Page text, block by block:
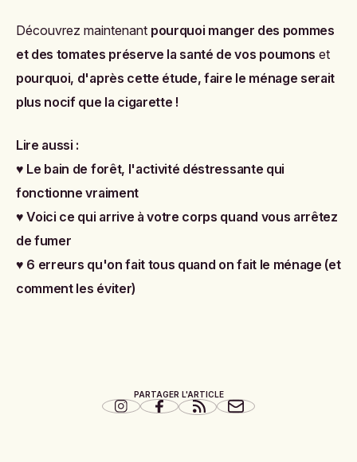
Découvrez maintenant pourquoi manger des pommes
et des tomates préserve la santé de vos poumons et
pourquoi, d'après cette étude, faire le ménage serait
plus nocif que la cigarette !
Lire aussi :
♥ Le bain de forêt, l'activité déstressante qui
fonctionne vraiment
♥ Voici ce qui arrive à votre corps quand vous arrêtez
de fumer
♥ 6 erreurs qu'on fait tous quand on fait le ménage (et
comment les éviter)
PARTAGER L'ARTICLE